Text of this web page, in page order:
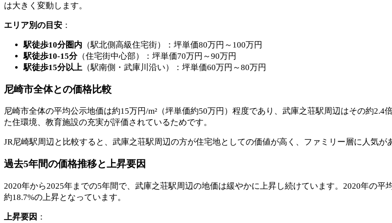
は大きく変動します。
エリア別の目安 ：
駅徒歩10分圏内 （駅北側高級住宅街）：坪単価80万円～100万円
駅徒歩10-15分 （住宅街中心部）：坪単価70万円～90万円
駅徒歩15分以上 （駅南側・武庫川沿い）：坪単価60万円～80万円
尼崎市全体との価格比較
尼崎市全体の平均公示地価は約15万円/m²（坪単価約50万円）程度であり、武庫之荘駅周辺はその約
た住環境、教育施設の充実が評価されているためです。
JR尼崎駅周辺と比較すると、武庫之荘駅周辺の方が住宅地としての価値が高く、ファミリー層に人気が
過去5年間の価格推移と上昇要因
2020年から2025年までの5年間で、武庫之荘駅周辺の地価は緩やかに上昇し続けています。2020年の平
約18.7%の上昇となっています。
上昇要因 ：